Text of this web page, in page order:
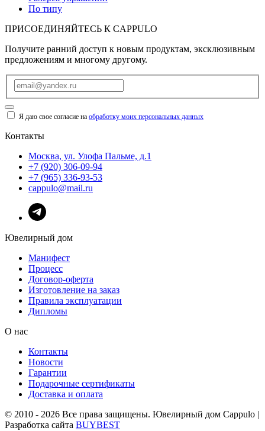
По типу
ПРИСОЕДИНЯЙТЕСЬ К CAPPULO
Получите ранний доступ к новым продуктам, эксклюзивным
предложениям и многому другому.
Я даю свое согласие на обработку моих персональных данных
Контакты
Москва, ул. Улофа Пальме, д.1
+7 (920) 306-09-94
+7 (965) 336-93-53
cappulo@mail.ru
Ювелирный дом
Манифест
Процесс
Договор-оферта
Изготовление на заказ
Правила эксплуатации
Дипломы
О нас
Контакты
Новости
Гарантии
Подарочные сертификаты
Доставка и оплата
© 2010 - 2026 Все права защищены. Ювелирный дом Cappulo |
Разработка сайта BUYBEST